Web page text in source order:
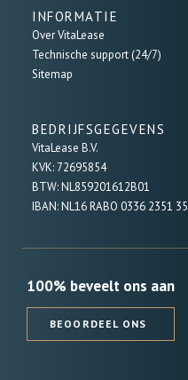
INFORMATIE
Over VitaLease
Technische support (24/7)
Sitemap
BEDRIJFSGEGEVENS
VitaLease B.V.
KVK: 72695854
BTW: NL859201612B01
IBAN: NL16 RABO 0336 2351 35
100% beveelt ons aan
BEOORDEEL ONS